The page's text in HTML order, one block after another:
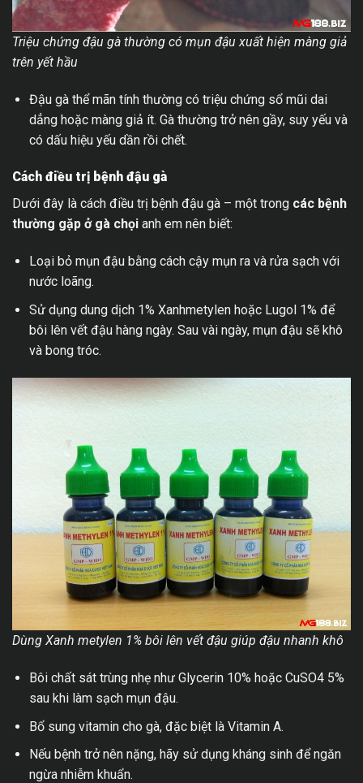
Triệu chứng đậu gà thường có mụn đậu xuất hiện màng giả
trên yết hầu
Đậu gà thể mãn tính thường có triệu chứng sổ mũi dai
dẳng hoặc màng giả ít. Gà thường trở nên gầy, suy yếu và
có dấu hiệu yếu dần rồi chết.
Cách điều trị bệnh đậu gà
Dưới đây là cách điều trị bệnh đậu gà – một trong các bệnh
thường gặp ở gà chọi anh em nên biết:
Loại bỏ mụn đậu bằng cách cậy mụn ra và rửa sạch với
nước loãng.
Sử dụng dung dịch 1% Xanhmetylen hoặc Lugol 1% để
bôi lên vết đậu hàng ngày. Sau vài ngày, mụn đậu sẽ khô
và bong tróc.
Dùng Xanh metylen 1% bôi lên vết đậu giúp đậu nhanh khô
Bôi chất sát trùng nhẹ như Glycerin 10% hoặc CuSO4 5%
sau khi làm sạch mụn đậu.
Bổ sung vitamin cho gà, đặc biệt là Vitamin A.
Nếu bệnh trở nên nặng, hãy sử dụng kháng sinh để ngăn
ngừa nhiễm khuẩn.